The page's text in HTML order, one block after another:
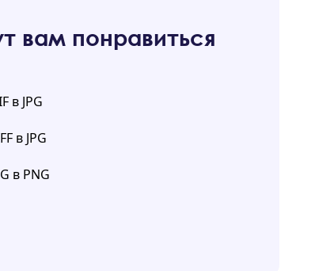
вам понравиться
в JPG
в JPG
в PNG